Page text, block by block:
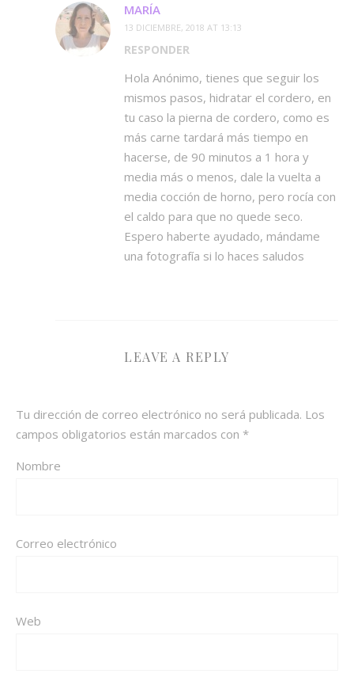
MARÍA
13 DICIEMBRE, 2018 AT 13:13
RESPONDER
Hola Anónimo, tienes que seguir los
mismos pasos, hidratar el cordero, en
tu caso la pierna de cordero, como es
más carne tardará más tiempo en
hacerse, de 90 minutos a 1 hora y
media más o menos, dale la vuelta a
media cocción de horno, pero rocía con
el caldo para que no quede seco.
Espero haberte ayudado, mándame
una fotografía si lo haces saludos
LEAVE A REPLY
Tu dirección de correo electrónico no será publicada. Los
campos obligatorios están marcados con *
Nombre
Correo electrónico
Web